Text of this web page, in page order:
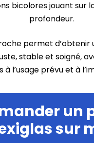
bicolores jouant sur
profondeur.
permet d’obtenir
stable et soigné,
l’usage prévu et à
un
sur